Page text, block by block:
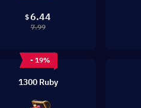
$6.44
7.99
- 19%
1300 Ruby